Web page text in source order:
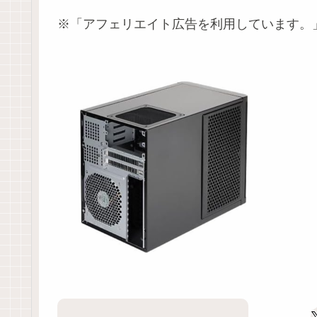
※「アフェリエイト広告を利用しています。」